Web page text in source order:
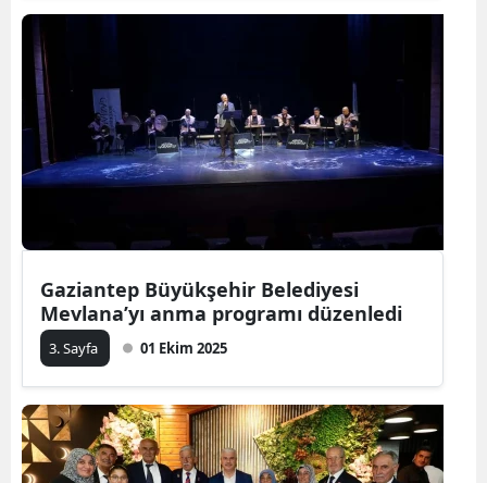
Gaziantep Büyükşehir Belediyesi
Mevlana’yı anma programı düzenledi
3. Sayfa 01 Ekim 2025